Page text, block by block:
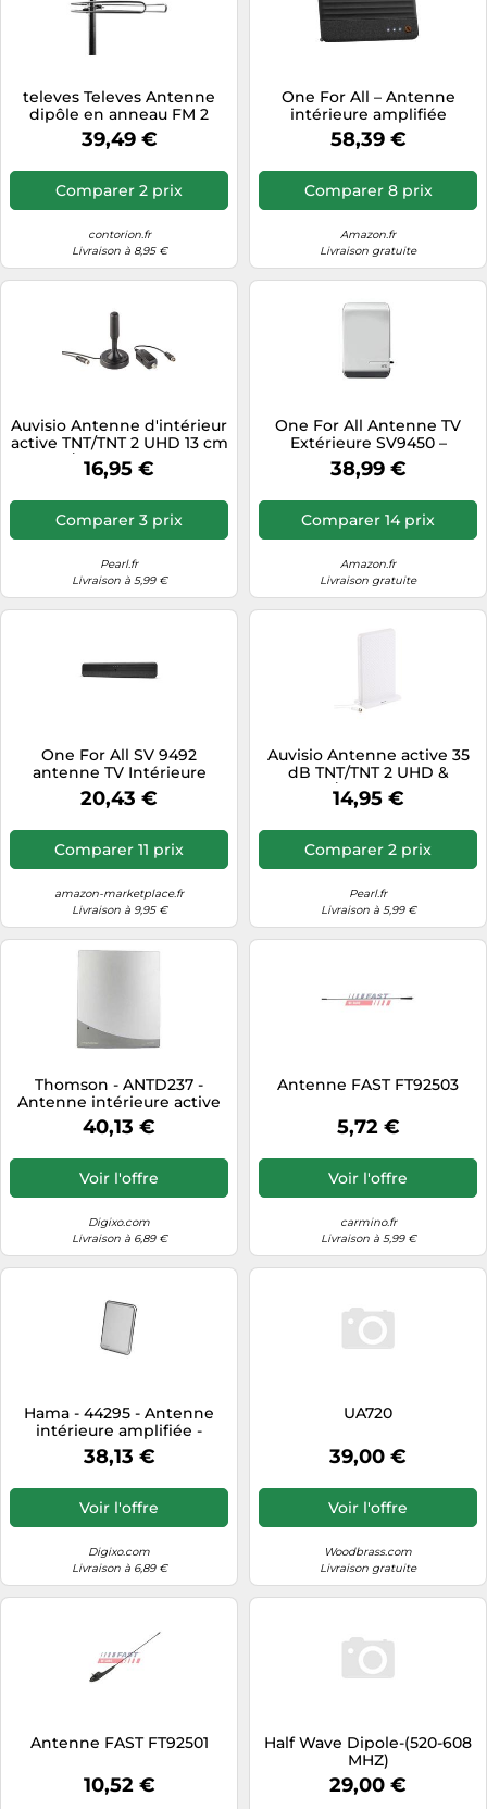
televes Televes Antenne
dipôle en anneau FM 2
Quantité:1
39,49 €
Comparer 2 prix
contorion.fr
Livraison à 8,95 €
One For All – Antenne
intérieure amplifiée
SV9482-5G – 3G/4G/5G,
bloque les signaux, Ultra 4K
HD
58,39 €
Comparer 8 prix
Amazon.fr
Livraison gratuite
Auvisio Antenne d'intérieur
active TNT/TNT 2 UHD 13 cm
/ 30 dB - Noir
16,95 €
Comparer 3 prix
Pearl.fr
Livraison à 5,99 €
One For All Antenne TV
Extérieure SV9450 –
Amplifiée Full HD, Filtre 5G,
Plastique haute qualité
38,99 €
Comparer 14 prix
Amazon.fr
Livraison gratuite
One For All SV 9492
antenne TV Intérieure
Multi-directional
20,43 €
Comparer 11 prix
amazon-marketplace.fr
Livraison à 9,95 €
Auvisio Antenne active 35
dB TNT/TNT 2 UHD &
DAB/DAB+ - Blanc
14,95 €
Comparer 2 prix
Pearl.fr
Livraison à 5,99 €
Thomson - ANTD237 -
Antenne intérieure active
20db Plate TV/TNT. Gris
40,13 €
Voir l'offre
Digixo.com
Livraison à 6,89 €
Antenne FAST FT92503
5,72 €
Voir l'offre
carmino.fr
Livraison à 5,99 €
Hama - 44295 - Antenne
intérieure amplifiée -
Antenne intérieure
amplifiée extra plate
38,13 €
Voir l'offre
Digixo.com
Livraison à 6,89 €
UA720
39,00 €
Voir l'offre
Woodbrass.com
Livraison gratuite
Antenne FAST FT92501
10,52 €
Half Wave Dipole-(520-608
MHZ)
29,00 €